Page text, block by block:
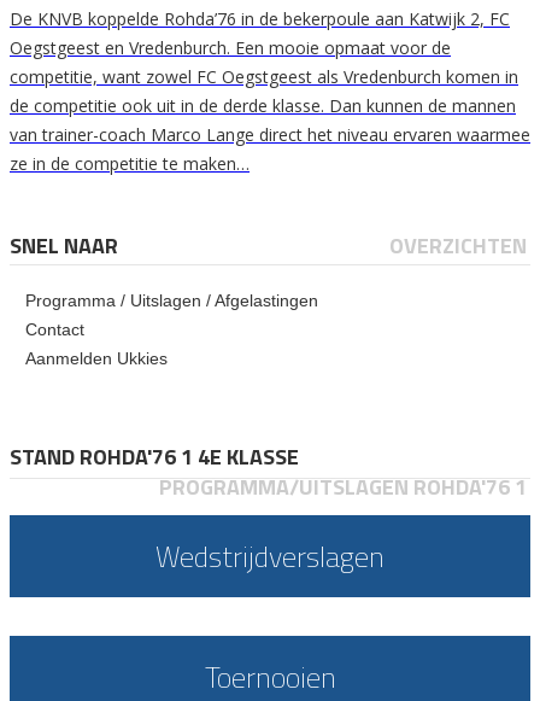
De KNVB koppelde Rohda’76 in de bekerpoule aan Katwijk 2, FC
Oegstgeest en Vredenburch. Een mooie opmaat voor de
competitie, want zowel FC Oegstgeest als Vredenburch komen in
de competitie ook uit in de derde klasse. Dan kunnen de mannen
van trainer-coach Marco Lange direct het niveau ervaren waarmee
ze in de competitie te maken…
SNEL NAAR OVERZICHTEN
Programma / Uitslagen / Afgelastingen
Contact
Aanmelden Ukkies
STAND ROHDA'76 1 4E KLASSE
PROGRAMMA/UITSLAGEN ROHDA'76 1
Wedstrijdverslagen
Toernooien